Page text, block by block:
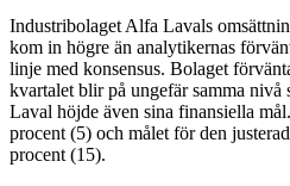
Industribolaget Alfa Lavals
kom in högre än analytikernas
linje med konsensus. Bolaget
kvartalet blir på ungefär samma
Laval höjde även sina finansiella
procent (5) och målet för den
procent (15).